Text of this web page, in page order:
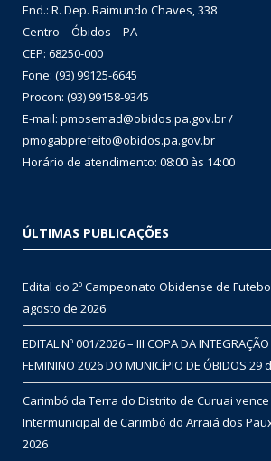
End.: R. Dep. Raimundo Chaves, 338
Centro – Óbidos – PA
CEP: 68250-000
Fone: (93) 99125-6645
Procon: (93) 99158-9345
E-mail: pmosemad@obidos.pa.gov.br /
pmogabprefeito@obidos.pa.gov.br
Horário de atendimento: 08:00 às 14:00
ÚLTIMAS PUBLICAÇÕES
Edital do 2º Campeonato Obidense de
agosto de 2026
EDITAL Nº 001/2026 – III COPA DA
FEMININO 2026 DO MUNICÍPIO DE ÓBIDOS 29
Carimbó da Terra do Distrito de Curuai vence
Intermunicipal de Carimbó do Arraiá dos
2026